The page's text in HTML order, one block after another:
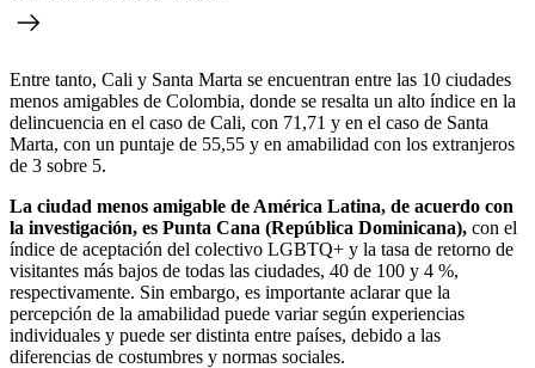
Entre tanto, Cali y Santa Marta se encuentran entre las 10 ciudades
menos amigables de Colombia, donde se resalta un alto índice en la
delincuencia en el caso de Cali, con 71,71 y en el caso de Santa
Marta, con un puntaje de 55,55 y en amabilidad con los extranjeros
de 3 sobre 5.
La ciudad menos amigable de América Latina, de acuerdo con
la investigación, es Punta Cana (República Dominicana), con el
índice de aceptación del colectivo LGBTQ+ y la tasa de retorno de
visitantes más bajos de todas las ciudades, 40 de 100 y 4 %,
respectivamente. Sin embargo, es importante aclarar que la
percepción de la amabilidad puede variar según experiencias
individuales y puede ser distinta entre países, debido a las
diferencias de costumbres y normas sociales.